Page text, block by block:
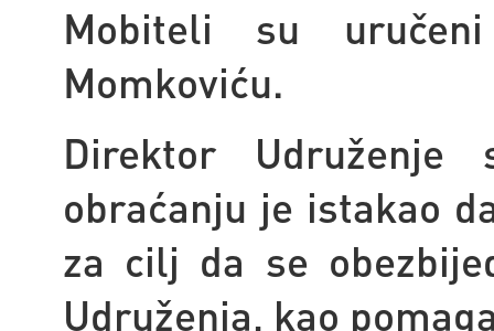
Mobiteli su
Momkoviću.
Direktor
obraćanju je istakao
za cilj da se
Udruženja, kao